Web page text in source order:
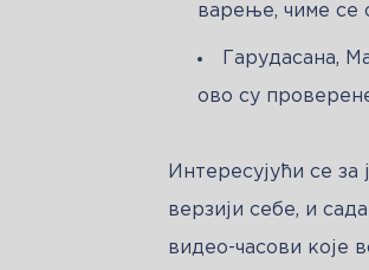
варење, чиме се
Гарудасана,
ово су
Интересујући се за
верзији себе, и
видео-часови које